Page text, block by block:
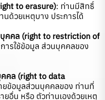
to erasure): ท่านมีสิทธิ์
นด้วยเหตุบาง ประการได้
บุคคล (right to restriction of
ารใช้ข้อมูล ส่วนบุคคลของ
คคล (right to data
ยข้อมูลส่วนบุคคลของ ท่านที่
ยอื่น หรือ ตัวท่านเองด้วยเหตุ